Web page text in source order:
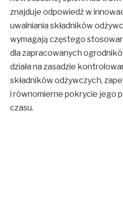
znajduje odpowiedź w
uwalniania składników
wymagają częstego
dla zapracowanych
działa na zasadzie
składników odżywczych,
i równomierne pokrycie jego
czasu.